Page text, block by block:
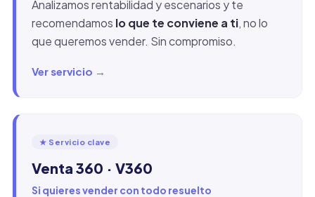
Analizamos rentabilidad y escenarios y te
recomendamos lo que te conviene a ti, no lo
que queremos vender. Sin compromiso.
Ver servicio →
★ Servicio clave
Venta 360 · V360
Si quieres vender con todo resuelto